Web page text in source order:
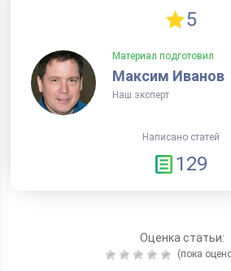
5
Материал подготовил
Максим Иванов
Наш эксперт
Написано статей
129
Оценка статьи:
(пока